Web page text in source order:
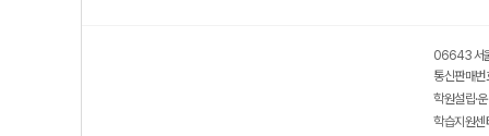
06643 서
통신판매
학원설립·
학습지원